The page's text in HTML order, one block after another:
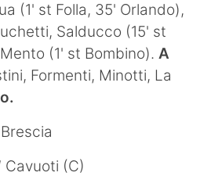
(1' st Folla, 35' Orlando),
Salducco (15' st
(1' st Bombino). A
Formenti, Minotti, La
Cavuoti (C)